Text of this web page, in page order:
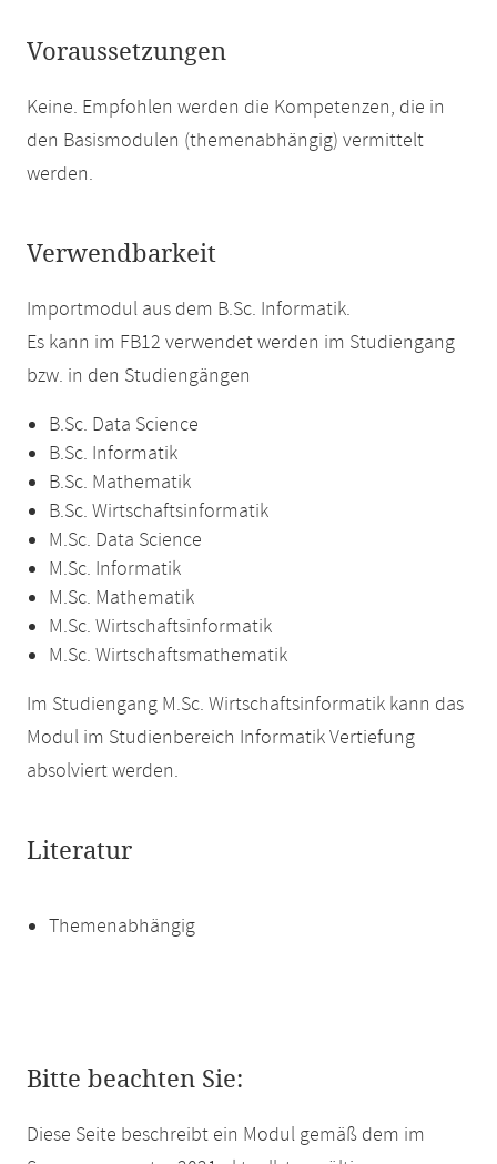
Voraussetzungen
Keine. Empfohlen werden die Kompetenzen, die in
den Basismodulen (themenabhängig) vermittelt
werden.
Verwendbarkeit
Importmodul aus dem B.Sc. Informatik.
Es kann im FB12 verwendet werden im Studiengang
bzw. in den Studiengängen
B.Sc. Data Science
B.Sc. Informatik
B.Sc. Mathematik
B.Sc. Wirtschaftsinformatik
M.Sc. Data Science
M.Sc. Informatik
M.Sc. Mathematik
M.Sc. Wirtschaftsinformatik
M.Sc. Wirtschaftsmathematik
Im Studiengang M.Sc. Wirtschaftsinformatik kann das
Modul im Studienbereich Informatik Vertiefung
absolviert werden.
Literatur
Themenabhängig
Bitte beachten Sie:
Diese Seite beschreibt ein Modul gemäß dem im